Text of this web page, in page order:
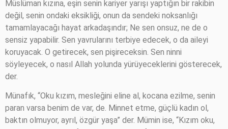
Müslüman kızına, eşin senin kariyer yarışı yaptığın bir rakibin
değil, senin ondaki eksikliği, onun da sendeki noksanlığı
tamamlayacağı hayat arkadaşındır; Ne sen onsuz, ne de o
sensiz yapabilir. Sen yavrularını terbiye edecek, o da aileyi
koruyacak. O getirecek, sen pişireceksin. Sen ninni
söyleyecek, o nasıl Allah yolunda yürüyeceklerini gösterecek,
der.
Münafık, “Oku kızım, mesleğini eline al, kocana ezilme, senin
paran varsa benim de var, de. Minnet etme, güçlü kadın ol,
baktın olmuyor, ayrıl, özgür yaşa” der. Mümin ise, “Kızım oku,